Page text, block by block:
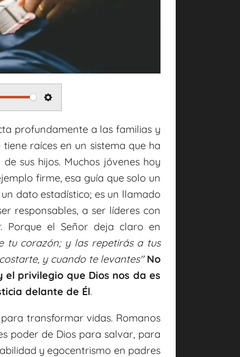
S
e
t
t
i
n
g
s
profundamente a las familias y
raíces en un sistema que ha
sus hijos. Muchos jóvenes hoy
firme, esa guía que solo un
dato estadístico; es un llamado
responsables, a ser líderes con
Porque el Señor deja claro en
tu corazón; y las repetirás a tus
y cuando te levantes" No
privilegio que Dios nos da es
delante de Él.
transformar vidas. Romanos
poder de Dios para salvar, para
y egocentrismo en padres